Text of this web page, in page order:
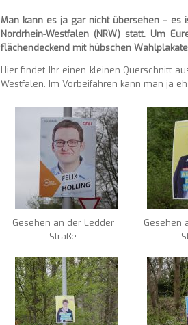
Man kann es ja gar nicht übersehen – es
Nordrhein-Westfalen (NRW) statt. Um
flächendeckend mit hübschen
Hier findet Ihr einen kleinen Querschnitt
Westfalen. Im Vorbeifahren kann man ja
Gesehen an der Ledder
Straße
Gesehen